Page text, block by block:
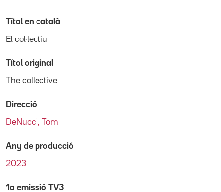
Títol en català
El col·lectiu
Títol original
The collective
Direcció
DeNucci, Tom
Any de producció
2023
1a emissió TV3